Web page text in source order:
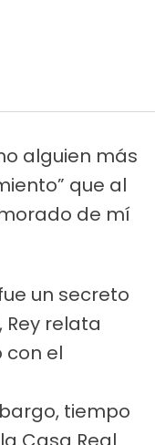
alguien más
que al
de mí
un secreto
Rey relata
con el
tiempo